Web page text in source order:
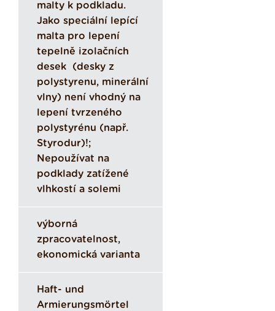
malty k podkladu.
Jako speciální lepící
malta pro lepení
tepelně izolačních
desek (desky z
polystyrenu, minerální
vlny) není vhodný na
lepení tvrzeného
polystyrénu (např.
Styrodur)!;
Nepoužívat na
podklady zatížené
vlhkostí a solemi
výborná
zpracovatelnost,
ekonomická varianta
Haft- und
Armierungsmörtel